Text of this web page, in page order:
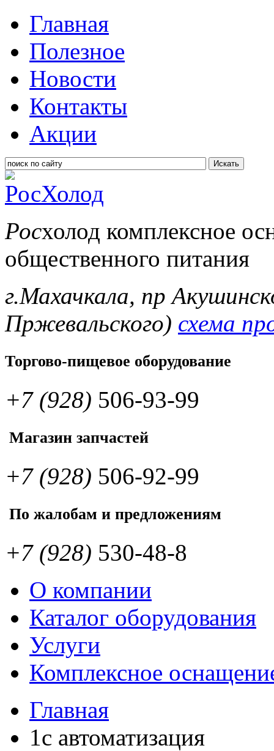
Главная
Полезное
Новости
Контакты
Акции
Искать
Росхолод комплексное
общественного питания
г.Махачкала, пр
Пржевальского) схема
Торгово-пищевое оборудование
+7 (928) 506-93-99
Магазин запчастей
+7 (928) 506-92-99
По жалобам и предложениям
+7 (928) 530-48-8
О компании
Каталог оборудования
Услуги
Комплексное
Главная
1с автоматизация